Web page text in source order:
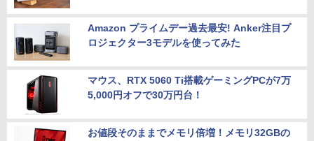
Amazon プライムデー過去最安! Anker注目プ
ロジェクター3モデルを使ってみた
マウス、RTX 5060 Ti搭載ゲーミングPCが7万
5,000円オフで30万円台！
お値段そのままでメモリ倍増！メモリ32GBの